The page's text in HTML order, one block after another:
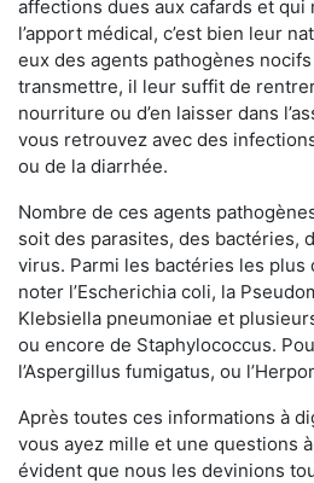
affections dues aux cafards et
l’apport médical, c’est bien leur
eux des agents pathogènes nocifs
transmettre, il leur suffit de
nourriture ou d’en laisser dans
vous retrouvez avec des
ou de la diarrhée.
Nombre de ces agents
soit des parasites, des bactéries,
virus. Parmi les bactéries les plus
noter l’Escherichia coli, la
Klebsiella pneumoniae et
ou encore de Staphylococcus.
l’Aspergillus fumigatus, ou
Après toutes ces informations à
vous ayez mille et une questions à
évident que nous les devinions